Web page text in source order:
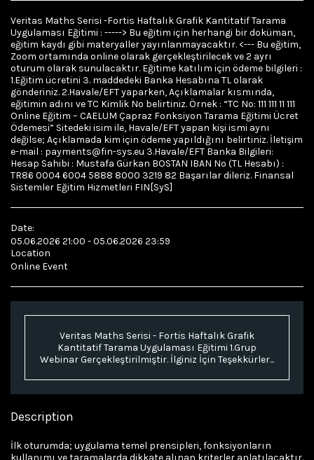
Veritas Maths Serisi -Fortis Haftalık Grafik Kantitatif Tarama
Uygulaması Eğitimi : -----> Bu eğitim için herhangi bir doküman,
eğitim kaydı gibi materyaller yayınlanmayacaktır. <--- Bu eğitim,
Zoom ortamında online olarak gerçekleştirilecek ve 2 ayrı
oturum olarak sunulacaktır. Eğitime katılım için ödeme bilgileri :
1.Eğitim ücretini 3. maddedeki Banka Hesabına TL olarak
gönderiniz. 2.Havale/EFT yaparken, Açıklamalar kısmında,
eğitimin adını ve TC Kimlik No belirtiniz. Örnek : “TC No: 111 111 11 111
Online Eğitim – CAELUM Çapraz Fonksiyon Tarama Eğitimi Ücret
Ödemesi” Sitedeki isim ile, Havale/EFT yapan kişi ismi aynı
değilse; Açıklamada kim için ödeme yapıldığını belirtiniz. İletişim
e-mail : payments@fin-sys.eu 3.Havale/EFT Banka Bilgileri:
Hesap Sahibi : Mustafa Gürkan BOSTAN IBAN No (TL Hesabı) :
TR86 0004 6004 5888 8000 3219 82 Başarılar dileriz. Finansal
Sistemler Eğitim Hizmetleri FIN[SyS]
Date:
05.06.2026 21:00 - 05.06.2026 23:59
Location
Online Event
Veritas Maths Serisi - Fortis Haftalık Grafik
Kantitatif Tarama Uygulaması Eğitimi 1.Grup
Webinar Gerçekleştirilmiştir. İlginiz İçin Teşekkürler...
Description
İlk oturumda; uygulama temel prensipleri, fonksiyonların
kullanımı ve taramalarda dikkate alınan kriterler anlatılacaktır.